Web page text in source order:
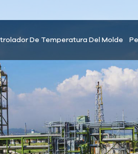
De Temperatura Del Molde